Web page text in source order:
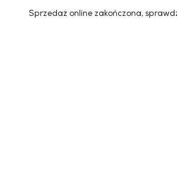
Sprzedaż online zakończona,